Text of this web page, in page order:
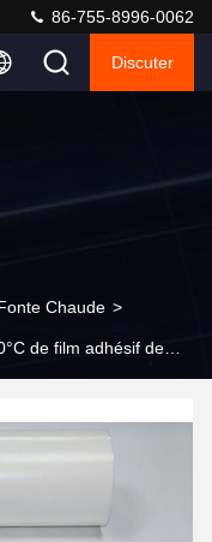
86-755-8996-0062
Discuter
Chaude >
de film adhésif de